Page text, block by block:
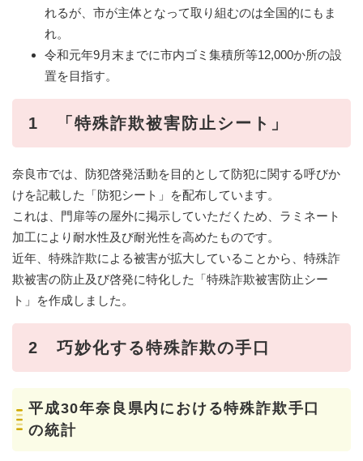
れるが、市が主体となって取り組むのは全国的にもま
れ。
令和元年9月末までに市内ゴミ集積所等12,000か所の設
置を目指す。
1 「特殊詐欺被害防止シート」
奈良市では、防犯啓発活動を目的として防犯に関する呼びか
けを記載した「防犯シート」を配布しています。
これは、門扉等の屋外に掲示していただくため、ラミネート
加工により耐水性及び耐光性を高めたものです。
近年、特殊詐欺による被害が拡大していることから、特殊詐
欺被害の防止及び啓発に特化した「特殊詐欺被害防止シー
ト」を作成しました。
2 巧妙化する特殊詐欺の手口
平成30年奈良県内における特殊詐欺手口
の統計